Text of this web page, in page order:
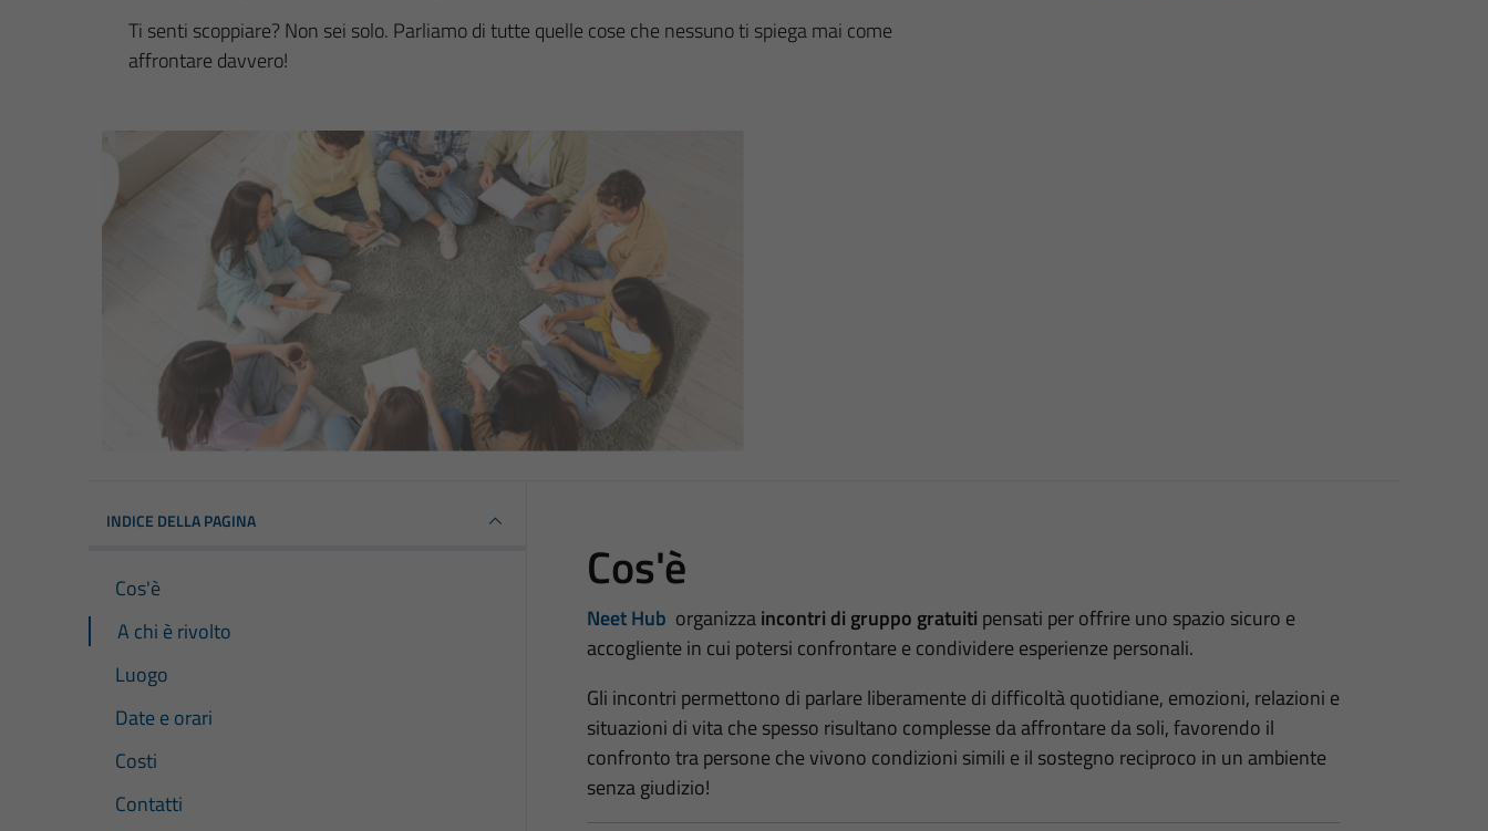
Ti senti scoppiare? Non sei solo. Parliamo di tutte quelle cose che nessuno ti spiega mai come
affrontare davvero!
INDICE DELLA PAGINA
Cos'è
A chi è rivolto
Luogo
Date e orari
Costi
Contatti
Cos'è
Neet Hub organizzaincontri di gruppo gratuiti pensati per offrire uno spazio sicuro e
accogliente in cui potersi confrontare e condividere esperienze personali.
Gli incontri permettono di parlare liberamente di difficoltà quotidiane, emozioni, relazioni e
situazioni di vita che spesso risultano complesse da affrontare da soli, favorendo il
confronto tra persone che vivono condizioni simili e il sostegno reciproco in un ambiente
senza giudizio!